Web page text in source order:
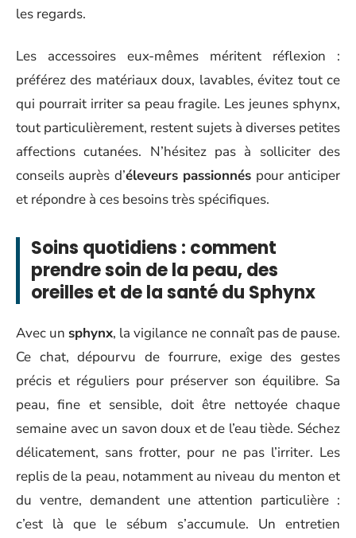
les regards.
Les accessoires eux-mêmes méritent réflexion :
préférez des matériaux doux, lavables, évitez tout ce
qui pourrait irriter sa peau fragile. Les jeunes sphynx,
tout particulièrement, restent sujets à diverses petites
affections cutanées. N’hésitez pas à solliciter des
conseils auprès d’éleveurs passionnés pour anticiper
et répondre à ces besoins très spécifiques.
Soins quotidiens : comment
prendre soin de la peau, des
oreilles et de la santé du Sphynx
Avec un sphynx, la vigilance ne connaît pas de pause.
Ce chat, dépourvu de fourrure, exige des gestes
précis et réguliers pour préserver son équilibre. Sa
peau, fine et sensible, doit être nettoyée chaque
semaine avec un savon doux et de l’eau tiède. Séchez
délicatement, sans frotter, pour ne pas l’irriter. Les
replis de la peau, notamment au niveau du menton et
du ventre, demandent une attention particulière :
c’est là que le sébum s’accumule. Un entretien